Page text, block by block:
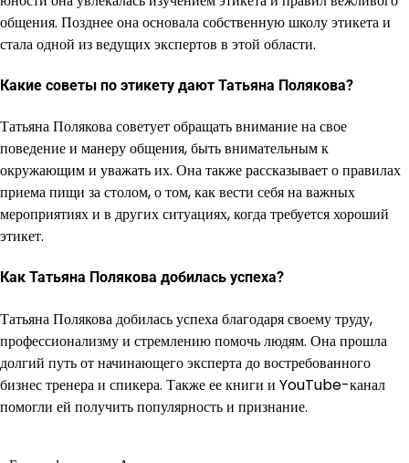
общения. Позднее она основала собственную школу этикета и
стала одной из ведущих экспертов в этой области.
Какие советы по этикету дают Татьяна Полякова?
Татьяна Полякова советует обращать внимание на свое
поведение и манеру общения, быть внимательным к
окружающим и уважать их. Она также рассказывает о правилах
приема пищи за столом, о том, как вести себя на важных
мероприятиях и в других ситуациях, когда требуется хороший
этикет.
Как Татьяна Полякова добилась успеха?
Татьяна Полякова добилась успеха благодаря своему труду,
профессионализму и стремлению помочь людям. Она прошла
долгий путь от начинающего эксперта до востребованного
бизнес тренера и спикера. Также ее книги и YouTube-канал
помогли ей получить популярность и признание.